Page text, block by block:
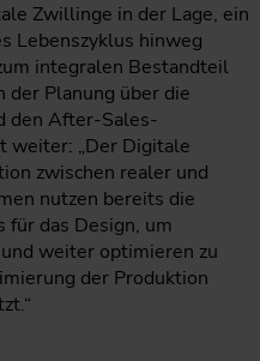
Zwillinge in der Lage, ein
Lebenszyklus hinweg
integralen Bestandteil
der Planung über die
den After-Sales-
weiter: „Der Digitale
zwischen realer und
nutzen bereits die
das Design, um
weiter optimieren zu
der Produktion